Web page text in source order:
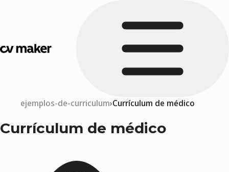
ejemplos-de-curriculum Currículum de médico
Currículum de médico